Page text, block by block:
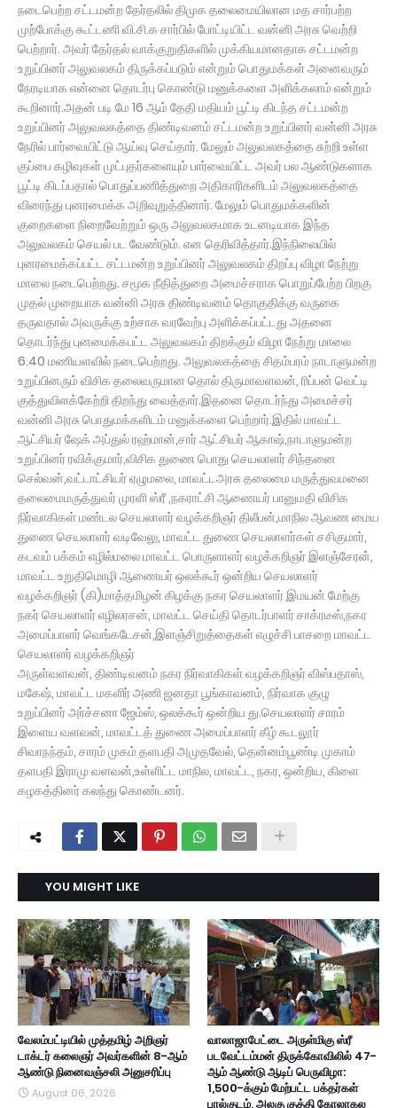
நடைபெற்ற சட்டமன்ற தேர்தலில் திமுக தலைமையிலான மத சார்பற்ற
முற்போக்கு கூட்டணி வி.சி.க சார்பில் போட்டியிட்ட வன்னி அரசு வெற்றி
பெற்றார். அவர் தேர்தல் வாக்குறுதிகளில் முக்கியமானதாக சட்டமன்ற
உறுப்பினர் அலுவலகம் திருக்கப்படும் என்றும் பொதுமக்கள் அனைவரும்
நேரடியாக என்னை தொடர்பு கொண்டு மனுக்களை அளிக்கலாம் என்றும்
கூறினார்.அதன் படி மே 16 ஆம் தேதி மதியம் பூட்டி கிடந்த சட்டமன்ற
உறுப்பினர் அலுவலகத்தை திண்டிவனம் சட்டமன்ற உறுப்பினர் வன்னி அரசு
நேரில் பார்வையிட்டு ஆய்வு செய்தார். மேலும் அலுவலகத்தை சுற்றி உள்ள
குப்பை கழிவுகள் முட்புதர்களையும் பார்வையிட்ட அவர் பல ஆண்டுகளாக
பூட்டி கிடப்பதால் பொதுப்பணித்துறை அதிகாரிகளிடம் அலுவலகத்தை
விரைந்து புனரமைக்க அறிவுறுத்தினார். மேலும் பொதுமக்களின்
குறைகளை நிறைவேற்றும் ஒரு அலுவலகமாக உடனடியாக இந்த
அலுவலகம் செயல் பட வேண்டும். என தெரிவித்தார்.இந்நிலையில்
புனரமைக்கப்பட்ட சட்டமன்ற உறுப்பினர் அலுவலகம் திறப்பு விழா நேற்று
மாலை நடைபெற்றது. சமூக நீதித்துறை அமைச்சராக பொறுப்பேற்ற பிறகு
முதல் முறையாக வன்னி அரசு திண்டிவனம் தொகுதிக்கு வருகை
தருவதால் அவருக்கு உற்சாக வரவேற்பு அளிக்கப்பட்டது அதனை
தொடர்ந்து புனமைக்கபட்ட அலுவலகம் திறக்கும் விழா நேற்று மாலை
6.40 மணியளவில் நடைபெற்றது. அலுவலகத்தை சிதம்பரம் நாடாளுமன்ற
உறுப்பினரும் விசிக தலைவருமான தொல் திருமாவளவன், ரிப்பன் வெட்டி
குத்துவிளக்கேற்றி திறந்து வைத்தார்.இதனை தொடர்ந்து அமைச்சர்
வன்னி அரசு பொதுமக்களிடம் மனுக்களை பெற்றார்.இதில் மாவட்ட
ஆட்சியர் ஷேக் அப்துல் ரஹ்மான்,சார் ஆட்சியர் ஆகாஷ்,நாடாளுமன்ற
உறுப்பினர் ரவிக்குமார்,விசிக துணை பொது செயலாளர் சிந்தனை
செல்வன்,வட்டாட்சியர் ஏழுமலை, மாவட்டஅரசு தலைமை மருத்துவமனை
தலைமைமருத்துவர் முரளி ஸ்ரீ ,நகராட்சி ஆணையர் பானுமதி விசிக
நிர்வாகிகள் மண்டல செயலாளர் வழக்கறிஞர் திலீபன்,மாநில ஆவண மைய
துணை செயலாளர் வடிவேலு, மாவட்ட துணை செயலாளர்கள் சசிகுமார்,
கடவம் பக்கம் எழில்மலை மாவட்ட பொருளாளர் வழக்கறிஞர் இளஞ்சேரன்,
மாவட்ட உறுதிமொழி ஆணையர் ஒலக்கூர் ஒன்றிய செயலாளர்
வழக்கறிஞர் (கி)மாத்தமிழன் கிழக்கு நகர செயலாளர் இமயன் மேற்கு
நகர் செயலாளர் எழிலரசன், மாவட்ட செய்தி தொடர்பாளர் சாக்ரடீஸ்,நகர
அமைப்பாளர் வெங்கடேசன்,இளஞ்சிறுத்தைகள் எழுச்சி பாசறை மாவட்ட
செயலாளர் வழக்கறிஞர்
அருள்வளவன், திண்டிவனம் நகர நிர்வாகிகள் வழக்கறிஞர் விஸ்பதாஸ்,
மகேஷ், மாவட்ட மகளிர் அணி ஜனதா பூங்காவனம், நிர்வாக குழு
உறுப்பினர் அர்ச்சனா ஜேம்ஸ், ஒலக்கூர் ஒன்றிய து.செயலாளர் சாரம்
இளைய வளவன், மாவட்டத் துணை அமைப்பாளர் கீழ் கூடலூர்
சிவாநந்தம், சாரம் முகம் தளபதி அமுதவேல், தென்னம்பூண்டி முகாம்
தளபதி இராமு வளவன்,உள்ளிட்ட மாநில, மாவட்ட, நகர, ஒன்றிய, கிளை
கழகத்தினர் கலந்து கொண்டனர்.
YOU MIGHT LIKE
வேலம்பட்டியில் முத்தமிழ் அறிஞர்
டாக்டர் கலைஞர் அவர்களின் 8-ஆம்
ஆண்டு நினைவஞ்சலி அனுசரிப்பு
August 06, 2026
வாலாஜாபேட்டை அருள்மிகு ஸ்ரீ
படவேட்டம்மன் திருக்கோவிலில் 47-
ஆம் ஆண்டு ஆடிப் பெருவிழா:
1,500-க்கும் மேற்பட்ட பக்தர்கள்
பால்குடம், அலகு குத்தி கோலாகல